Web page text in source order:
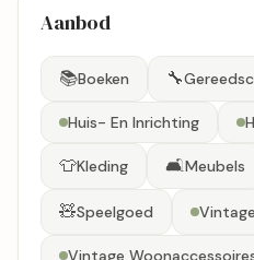
Aanbod
📚Boeken 🔧
Huis- En Inrichting
👕Kleding 🛋️Meubels
🧸Speelgoed
Vintage